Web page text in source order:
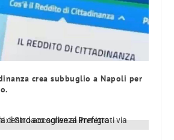
crea subbuglio a Napoli per